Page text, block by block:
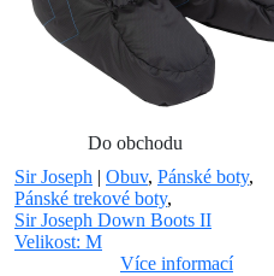
Do obchodu
Sir Joseph | Obuv, Pánské boty,
Pánské trekové boty,
Sir Joseph Down Boots II
Velikost: M
Více informací